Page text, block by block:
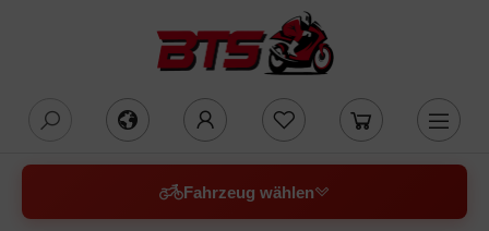
Fahrzeug wählen